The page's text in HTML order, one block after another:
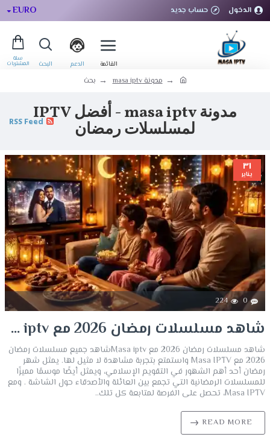
الدخول حساب جديد EURO
مدونة masa iptv بحث
مدونة masa iptv - أفضل IPTV
لمسلسلات رمضان RSS Feed
٣١
يناير
0
224
شاهد مسلسلات رمضان 2026 مع Masa iptv
شاهد مسلسلات رمضان 2026 مع Masa iptvشاهد جميع مسلسلات رمضان
2026 مع Masa IPTV واستمتع بتجربة مشاهدة لا مثيل لها. يمثل شهر
رمضان أحد أهم الشهور في التقويم الإسلامي، ويمثل أيضًا موسمًا مميزًا
للمسلسلات الرمضانية التي تجمع بين العائلة والأصدقاء حول الشاشة . ومع
Masa IPTV، تحصل على الفرصة لمتابعة كل تلك..
READ MORE